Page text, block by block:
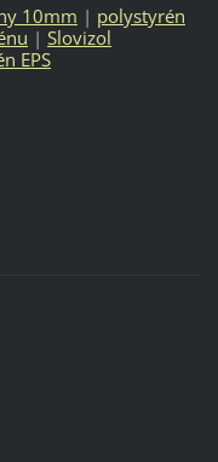
10mm | polystyrén
| Slovizol
EPS